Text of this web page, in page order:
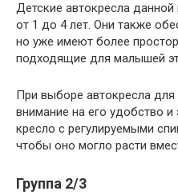
Детские автокресла
от 1 до 4 лет. Они также
но уже имеют более
подходящие для малышей
При выборе автокресла для
внимание на его удобство
кресло с регулируемыми
чтобы оно могло расти
Группа 2/3